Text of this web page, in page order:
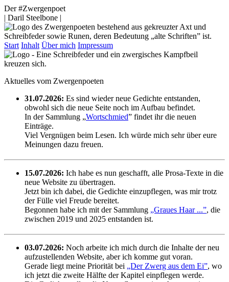
Der #Zwergenpoet
| Daril Steelbone |
Start Inhalt Über mich Impressum
Aktuelles vom Zwergenpoeten
31.07.2026: Es sind wieder neue Gedichte entstanden,
obwohl sich die neue Seite noch im Aufbau befindet.
In der Sammlung „Wortschmied” findet ihr die neuen
Einträge.
Viel Vergnügen beim Lesen. Ich würde mich sehr über eure
Meinungen dazu freuen.
15.07.2026: Ich habe es nun geschafft, alle Prosa-Texte in die
neue Website zu übertragen.
Jetzt bin ich dabei, die Gedichte einzupflegen, was mir trotz
der Fülle viel Freude bereitet.
Begonnen habe ich mit der Sammlung „Graues Haar ...”, die
zwischen 2019 und 2025 entstanden ist.
03.07.2026: Noch arbeite ich mich durch die Inhalte der neu
aufzustellenden Website, aber ich komme gut voran.
Gerade liegt meine Priorität bei „Der Zwerg aus dem Ei”, wo
ich jetzt die zweite Hälfte der Kapitel einpflegen werde.